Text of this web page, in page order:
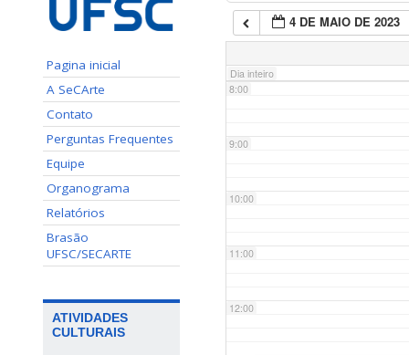
Pagina inicial
A SeCArte
Contato
Perguntas Frequentes
Equipe
Organograma
Relatórios
Brasão
UFSC/SECARTE
ATIVIDADES
CULTURAIS
4 DE MAIO DE 2023
Dia inteiro
7:00
8:00
9:00
10:00
11:00
12:00